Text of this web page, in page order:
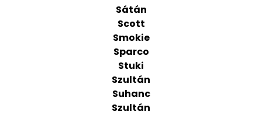
Sátán
Scott
Smokie
Sparco
Stuki
Szultán
Suhanc
Szultán